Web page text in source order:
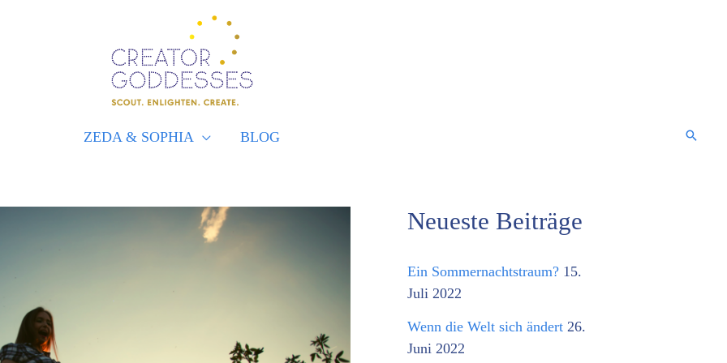
ZEDA & SOPHIA BLOG Suche
Neueste Beiträge
Ein Sommernachtstraum? 15.
Juli 2022
Wenn die Welt sich ändert 26.
Juni 2022
K
t
g